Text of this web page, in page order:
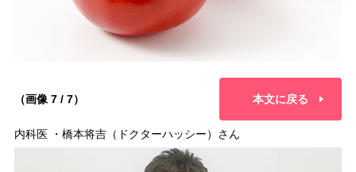
（画像 7 / 7） 本文に戻る
内科医 ・橋本将吉（ドクターハッシー）さん